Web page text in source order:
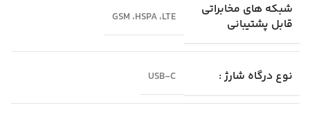
شبکه‌ های مخابراتی
قابل پشتیبانی
GSM ،HSPA ،LTE
نوع درگاه شارژ : USB-C